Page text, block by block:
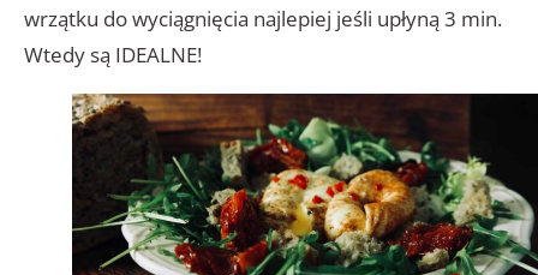
wrzątku do wyciągnięcia najlepiej jeśli upłyną 3 min.
Wtedy są IDEALNE!